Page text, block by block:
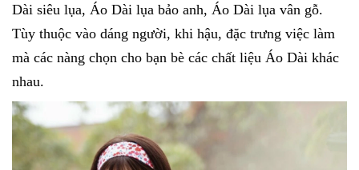
Dài siêu lụa, Áo Dài lụa bảo anh, Áo Dài lụa vân gỗ.
Tùy thuộc vào dáng người, khi hậu, đặc trưng việc làm
mà các nàng chọn cho bạn bè các chất liệu Áo Dài khác
nhau.